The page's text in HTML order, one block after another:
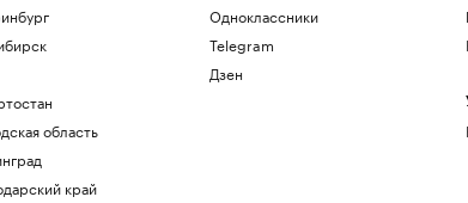
область
край
Одноклассники
Telegram
Дзен